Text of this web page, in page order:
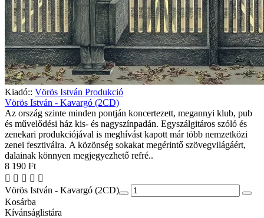
Kiadó:: Vörös István Produkció
Vörös István - Kavargó (2CD)
Az ország szinte minden pontján koncertezett, megannyi klub, pub
és művelődési ház kis- és nagyszínpadán. Egyszálgitáros szóló és
zenekari produkciójával is meghívást kapott már több nemzetközi
zenei fesztiválra. A közönség sokakat megérintő szövegvilágáért,
dalainak könnyen megjegyezhető refré..
8 190 Ft
Vörös István - Kavargó (2CD)
Kosárba
Kívánságlistára